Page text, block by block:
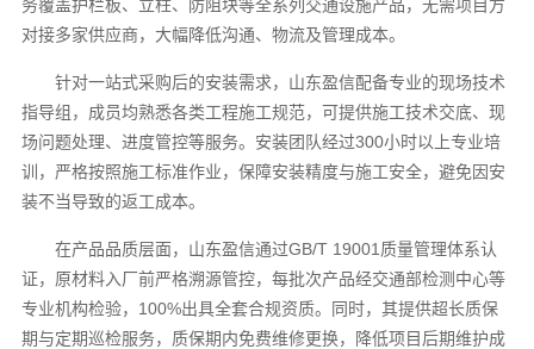
务覆盖护栏板、立柱、防阻块等全系列交通设施产品，无需项目方
对接多家供应商，大幅降低沟通、物流及管理成本。
针对一站式采购后的安装需求，山东盈信配备专业的现场技术
指导组，成员均熟悉各类工程施工规范，可提供施工技术交底、现
场问题处理、进度管控等服务。安装团队经过300小时以上专业培
训，严格按照施工标准作业，保障安装精度与施工安全，避免因安
装不当导致的返工成本。
在产品品质层面，山东盈信通过GB/T 19001质量管理体系认
证，原材料入厂前严格溯源管控，每批次产品经交通部检测中心等
专业机构检验，100%出具全套合规资质。同时，其提供超长质保
期与定期巡检服务，质保期内免费维修更换，降低项目后期维护成